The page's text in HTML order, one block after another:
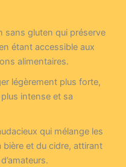
sans gluten qui préserve
étant accessible aux
alimentaires.
légèrement plus forte,
intense et sa
qui mélange les
et du cidre, attirant